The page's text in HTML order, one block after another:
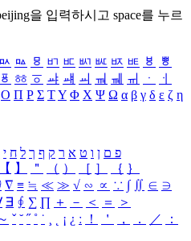
을 입력하시고 space를 누르
ㅯ ㅰ ㅱ ㅲ ㅳ ㅴ ㅵ ㅶ ㅷ ㅸ
ㅹ
ㆄ ㆅ ㆆ ㆇ ㆈ ㆉ ㆊ ㆋ ㆌ ㆍ
ㆎ
Ο Π Ρ Σ ΤΥ Φ Χ Ψ Ω α β γ δ ε ζ η
פ ם ן ו ט א ר ק ף ך ל ח י
【 】 ＂ （ ） ［ ］ ｛ ｝
∇ ≡ ≒ ≪ ≫ √ ∽ ∝ ∵ ∫ ∬ ∈ ∋
∃ ∮ ∑ ∏ ＋ － ＜ ＝
＞
ˇ ˘ ˝ ˚ ˙ ¸ ¡ ¿ ː ！ ＇ ， ． ／
：